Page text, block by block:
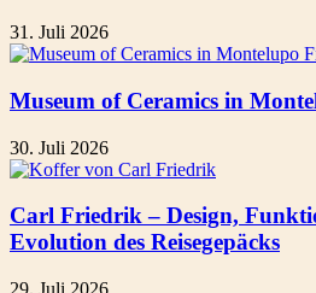
31. Juli 2026
Museum of Ceramics in
30. Juli 2026
Carl Friedrik – Design,
Evolution des Reisegepäcks